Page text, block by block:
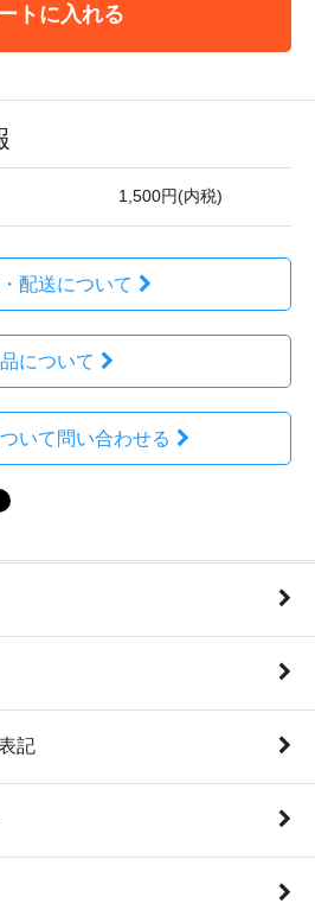
トに入れる
1,500円(内税)
配送について
について
いて問い合わせる
記